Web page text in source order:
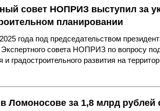
cовет НОПРИЗ выступил за
планировании
года под председательством
совета НОПРИЗ по вопросу
и градостроительного развития на
Ломоносове за 1,8 млрд рублей